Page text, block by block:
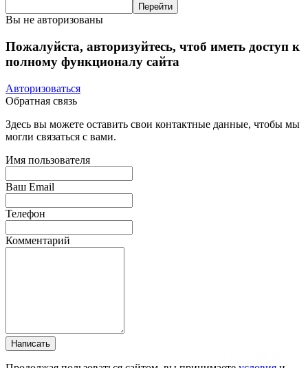
Вы не авторизованы
Пожалуйста, авторизуйтесь, чтоб иметь доступ к
полному функционалу сайта
Авторизоваться
Обратная связь
Здесь вы можете оставить свои контактные данные, чтобы мы
могли связаться с вами.
Имя пользователя
Ваш Email
Телефон
Комментарий
Написать